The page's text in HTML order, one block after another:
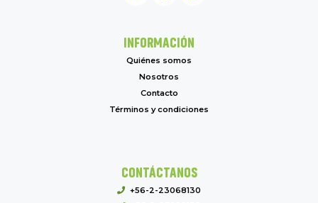
INFORMACIÓN
Quiénes somos
Nosotros
Contacto
Términos y condiciones
CONTÁCTANOS
+56-2-23068130